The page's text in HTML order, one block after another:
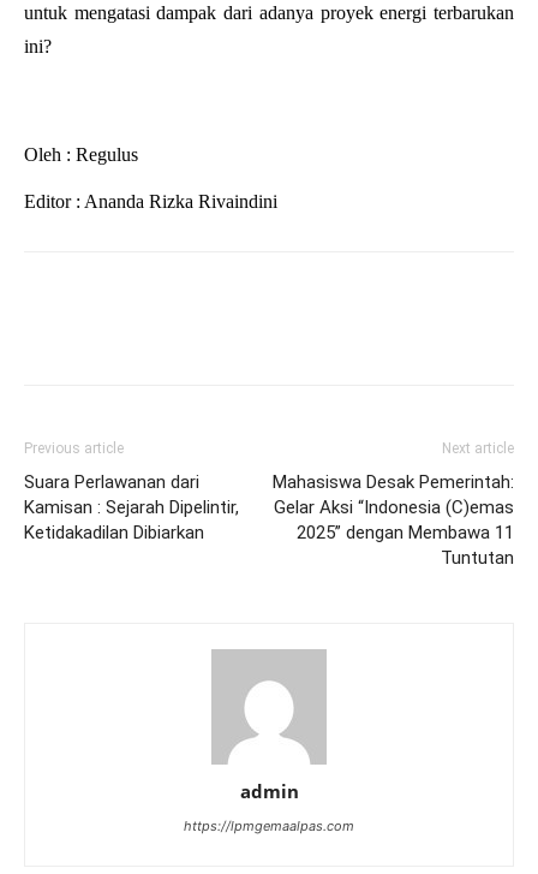
untuk mengatasi dampak dari adanya proyek energi terbarukan
ini?
Oleh : Regulus
Editor : Ananda Rizka Rivaindini
Previous article
Suara Perlawanan dari
Kamisan : Sejarah Dipelintir,
Ketidakadilan Dibiarkan
Next article
Mahasiswa Desak Pemerintah:
Gelar Aksi “Indonesia (C)emas
2025” dengan Membawa 11
Tuntutan
admin
https://lpmgemaalpas.com